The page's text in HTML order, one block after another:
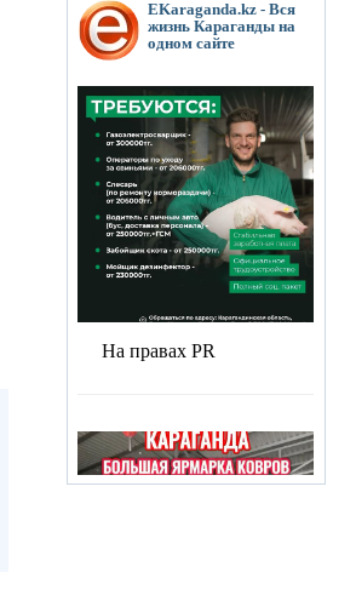
EKaraganda.kz - Вся
жизнь Караганды на
одном сайте